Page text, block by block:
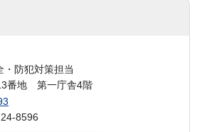
・防犯対策担当
番地 第一庁舎4階
8596